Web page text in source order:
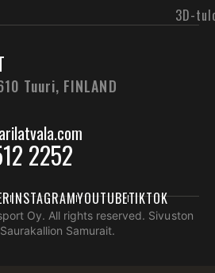
3D-
Tuuri, FINLAND
2252
Oy. All rights reserved. Sivuston
Samurait.
INSTAGRAMYOUTUBETIKTOK